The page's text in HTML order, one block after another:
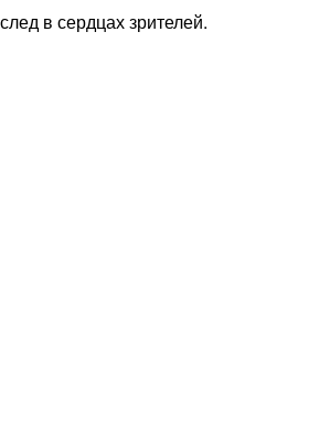
в сердцах зрителей.